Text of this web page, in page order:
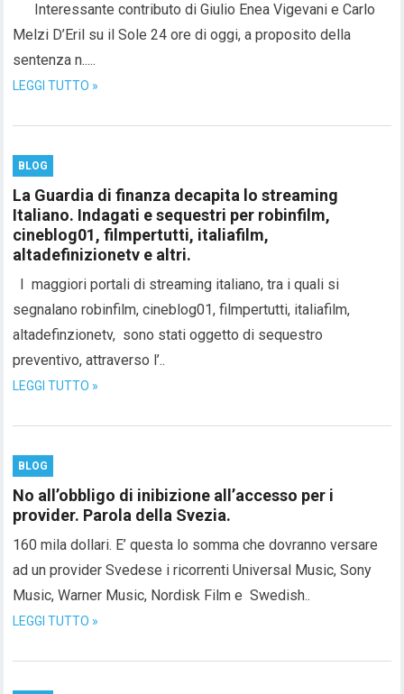
Interessante contributo di Giulio Enea Vigevani e Carlo
Melzi D’Eril su il Sole 24 ore di oggi, a proposito della
sentenza n.....
LEGGI TUTTO »
BLOG
La Guardia di finanza decapita lo streaming
Italiano. Indagati e sequestri per robinfilm,
cineblog01, filmpertutti, italiafilm,
altadefinizionetv e altri.
I maggiori portali di streaming italiano, tra i quali si
segnalano robinfilm, cineblog01, filmpertutti, italiafilm,
altadefinzionetv, sono stati oggetto di sequestro
preventivo, attraverso l’..
LEGGI TUTTO »
BLOG
No all’obbligo di inibizione all’accesso per i
provider. Parola della Svezia.
160 mila dollari. E’ questa lo somma che dovranno versare
ad un provider Svedese i ricorrenti Universal Music, Sony
Music, Warner Music, Nordisk Film e Swedish..
LEGGI TUTTO »